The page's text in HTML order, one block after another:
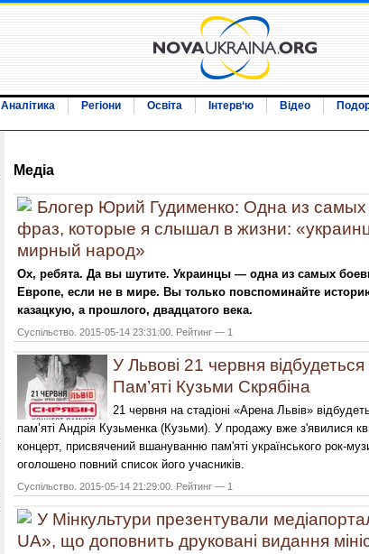
Аналітика Регіони Освіта Інтерв‘ю Відео
Медiа
Блогер Юрий Гудименко: Одна из самых
фраз, которые я слышал в жизни:
мирный народ»
Ох, ребята. Да вы шутите. Украинцы — одна из самых
Европе, если не в мире. Вы только повспоминайте
казацкую, а прошлого, двадцатого века.
Суспільство. 2015-05-14 23:31:00. Рейтинг — 1
У Львові 21 червня
Пам’яті Кузьми Cкрябіна
21 червня на стадіоні «Арена Львів»
пам’яті Андрія Кузьменка (Кузьми). У продажу вже з'явилися
концерт, присвячений вшануванню пам'яті українського рок-
оголошено повний список його учасників.
Суспільство. 2015-05-14 21:29:00. Рейтинг — 1
У Мінкультури презентували
UA», що доповнить друковані видання